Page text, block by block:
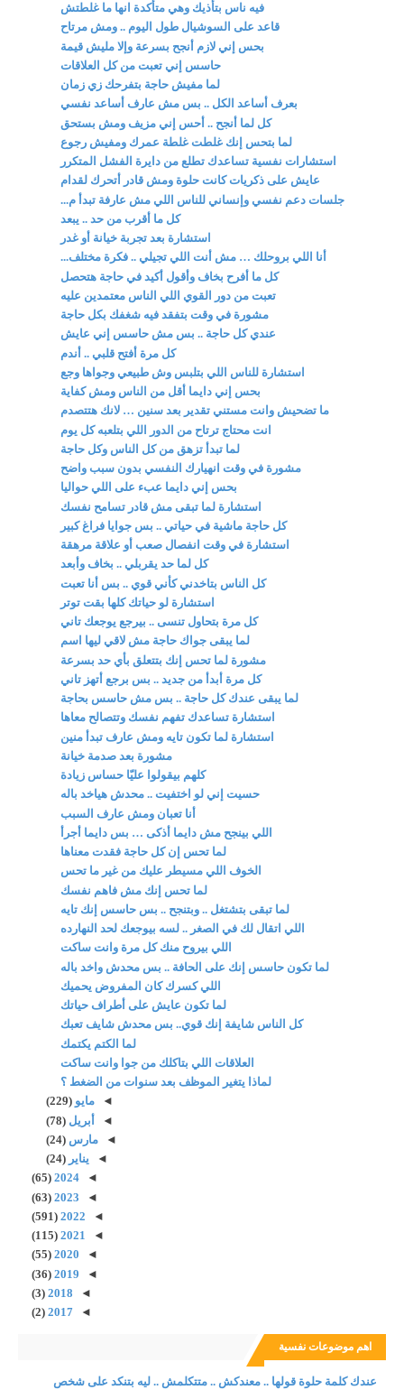
فيه ناس بتأذيك وهي متأكدة انها ما غلطتش
قاعد على السوشيال طول اليوم .. ومش مرتاح
بحس إني لازم أنجح بسرعة وإلا مليش قيمة
حاسس إني تعبت من كل العلاقات
لما مفيش حاجة بتفرحك زي زمان
بعرف أساعد الكل .. بس مش عارف أساعد نفسي
كل لما أنجح .. أحس إني مزيف ومش بستحق
لما بتحس إنك غلطت غلطة عمرك ومفيش رجوع
استشارات نفسية تساعدك تطلع من دايرة الفشل المتكرر
عايش على ذكريات كانت حلوة ومش قادر أتحرك لقدام
جلسات دعم نفسي وإنساني للناس اللي مش عارفة تبدأ م...
كل ما أقرب من حد .. يبعد
استشارة بعد تجربة خيانة أو غدر
أنا اللي بروحلك … مش أنت اللي تجيلي .. فكرة مختلف...
كل ما أفرح بخاف وأقول أكيد في حاجة هتحصل
تعبت من دور القوي اللي الناس معتمدين عليه
مشورة في وقت بتفقد فيه شغفك بكل حاجة
عندي كل حاجة .. بس مش حاسس إني عايش
كل مرة أفتح قلبي .. أندم
استشارة للناس اللي بتلبس وش طبيعي وجواها وجع
بحس إني دايما أقل من الناس ومش كفاية
ما تضحيش وانت مستني تقدير بعد سنين … لانك هتتصدم
انت محتاج ترتاح من الدور اللي بتلعبه كل يوم
لما تبدأ تزهق من كل الناس وكل حاجة
مشورة في وقت انهيارك النفسي بدون سبب واضح
بحس إني دايما عبء على اللي حواليا
استشارة لما تبقى مش قادر تسامح نفسك
كل حاجة ماشية في حياتي .. بس جوايا فراغ كبير
استشارة في وقت انفصال صعب أو علاقة مرهقة
كل لما حد يقربلي .. بخاف وأبعد
كل الناس بتاخدني كأني قوي .. بس أنا تعبت
استشارة لو حياتك كلها بقت توتر
كل مرة بتحاول تنسى .. بيرجع يوجعك تاني
لما يبقى جواك حاجة مش لاقي ليها اسم
مشورة لما تحس إنك بتتعلق بأي حد بسرعة
كل مرة أبدأ من جديد .. بس برجع أتهز تاني
لما يبقى عندك كل حاجة .. بس مش حاسس بحاجة
استشارة تساعدك تفهم نفسك وتتصالح معاها
استشارة لما تكون تايه ومش عارف تبدأ منين
مشورة بعد صدمة خيانة
كلهم بيقولوا عليّا حساس زيادة
حسيت إني لو اختفيت .. محدش هياخد باله
أنا تعبان ومش عارف السبب
اللي بينجح مش دايما أذكى … بس دايما أجرأ
لما تحس إن كل حاجة فقدت معناها
الخوف اللي مسيطر عليك من غير ما تحس
لما تحس إنك مش فاهم نفسك
لما تبقى بتشتغل .. وبتنجح .. بس حاسس إنك تايه
اللي اتقال لك في الصغر .. لسه بيوجعك لحد النهارده
اللي بيروح منك كل مرة وانت ساكت
لما تكون حاسس إنك على الحافة .. بس محدش واخد باله
اللي كسرك كان المفروض يحميك
لما تكون عايش على أطراف حياتك
كل الناس شايفة إنك قوي.. بس محدش شايف تعبك
لما الكتم يكتمك
العلاقات اللي بتاكلك من جوا وانت ساكت
لماذا يتغير الموظف بعد سنوات من الضغط ؟
◄مايو(229)
◄أبريل(78)
◄مارس(24)
◄ يناير(24)
◄
2024
(65)
◄
2023
(63)
◄
2022
(591)
◄
2021
(115)
◄
2020
(55)
◄
2019
(36)
◄
2018
(3)
◄
2017
(2)
اهم موضوعات نفسية
عندك كلمة حلوة قولها .. معندكش .. متتكلمش .. ليه بتنكد على شخص